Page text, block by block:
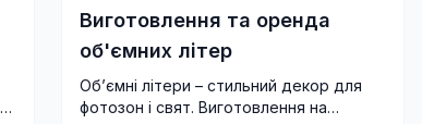
Виготовлення та оренда
об'ємних літер
Об’ємні літери – стильний декор для
фотозон і свят. Виготовлення на